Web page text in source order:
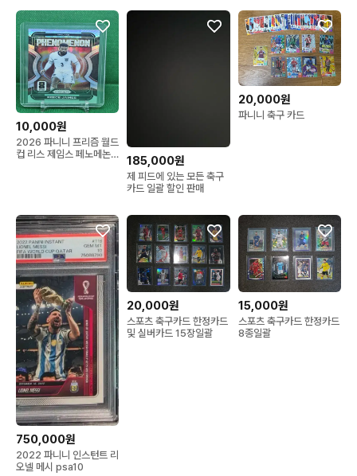
10,000원
2026 파니니 프리즘 월드
컵 리스 제임스 페노메논
185,000원
제 피드에 있는 모든 축구
카드 일괄 할인 판매
20,000원
파니니 축구 카드
750,000원
2022 파니니 인스턴트 리
오넬 메시 psa10
20,000원
스포츠 축구카드 한정카드
및 실버카드 15장일괄
15,000원
스포츠 축구카드 한정카드
8종일괄